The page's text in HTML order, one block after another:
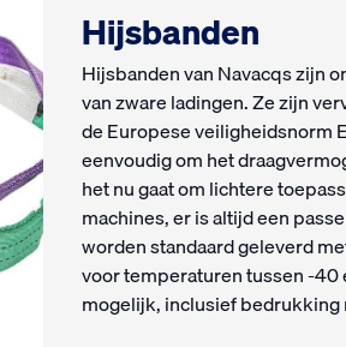
Hijsbanden
Hijsbanden van Navacqs zijn
van zware ladingen. Ze zijn
de Europese veiligheidsnorm
eenvoudig om het
het nu gaat om lichtere
machines, er is altijd een
worden standaard geleverd
voor temperaturen tussen -40
mogelijk, inclusief bedrukking